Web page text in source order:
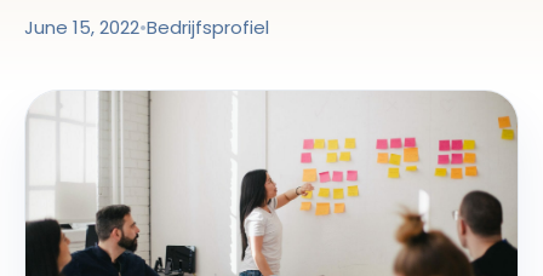
June 15, 2022•Bedrijfsprofiel